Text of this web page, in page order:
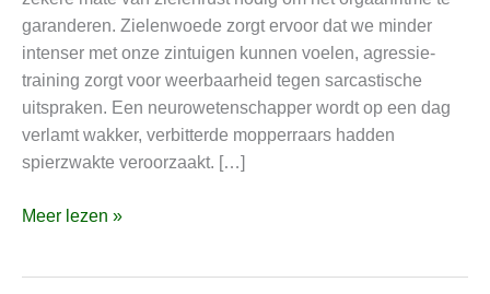
garanderen. Zielenwoede zorgt ervoor dat we minder
intenser met onze zintuigen kunnen voelen, agressie-
training zorgt voor weerbaarheid tegen sarcastische
uitspraken. Een neurowetenschapper wordt op een dag
verlamt wakker, verbitterde mopperraars hadden
spierzwakte veroorzaakt. […]
Meer lezen »